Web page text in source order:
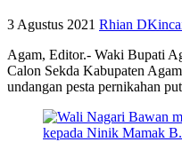
3 Agustus 2021 Rhian
Agam, Editor.- Waki Bupati
Calon Sekda Kabupaten
undangan pesta pernikahan